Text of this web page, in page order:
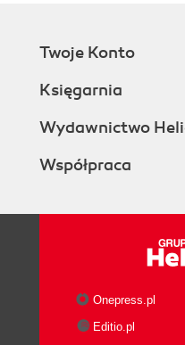
Twoje Konto
Księgarnia
Wydawnictwo
Współpraca
Onepress.pl
Editio.pl